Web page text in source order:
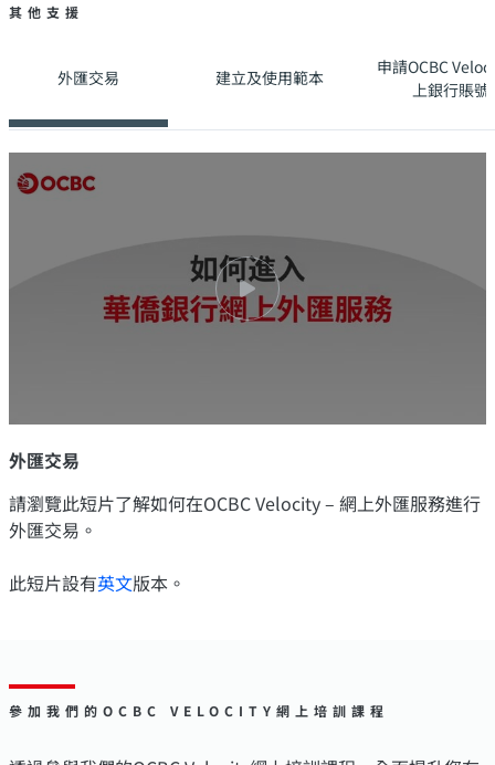
其他支援
外匯交易 建立及使用範本
申請OCBC
上銀行賬號
外匯交易
請瀏覽此短片了解如何在OCBC Velocity – 網上外匯服務進行
外匯交易。
此短片設有英文版本。
參加我們的OCBC VELOCITY網上培訓課程